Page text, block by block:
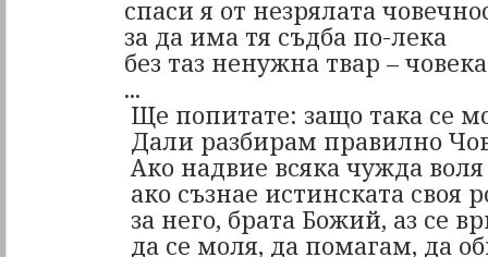
спаси я от незрялата
за да има тя съдба по-лека
без таз ненужна твар –
...
Ще попитате: защо така се
Дали разбирам правилно
Ако надвие всяка чужда воля
ако съзнае истинската своя
за него, брата Божий, аз се
да се моля, да помагам, да